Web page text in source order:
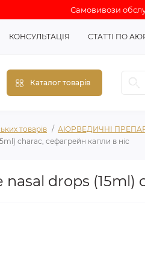
Самовивози
КОНСУЛЬТАЦІЯ СТАТТІ ПО
Каталог товарів
товарів АЮРВЕДИЧНІ
charac, сефагрейн капли в ніс
nasal drops (15ml)